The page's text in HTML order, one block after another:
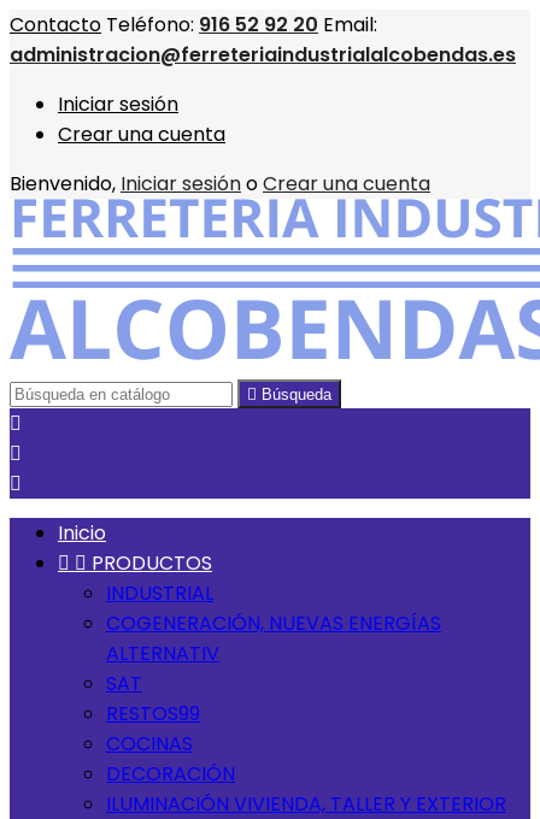
Contacto Teléfono: 916 52 92 20 Email:
administracion@ferreteriaindustrialalcobendas.es
Iniciar sesión
Crear una cuenta
Bienvenido, Iniciar sesiónoCrear una cuenta
 Búsqueda



Inicio
  PRODUCTOS
INDUSTRIAL
COGENERACIÓN, NUEVAS ENERGÍAS
ALTERNATIV
SAT
RESTOS99
COCINAS
DECORACIÓN
ILUMINACIÓN VIVIENDA, TALLER Y EXTERIOR